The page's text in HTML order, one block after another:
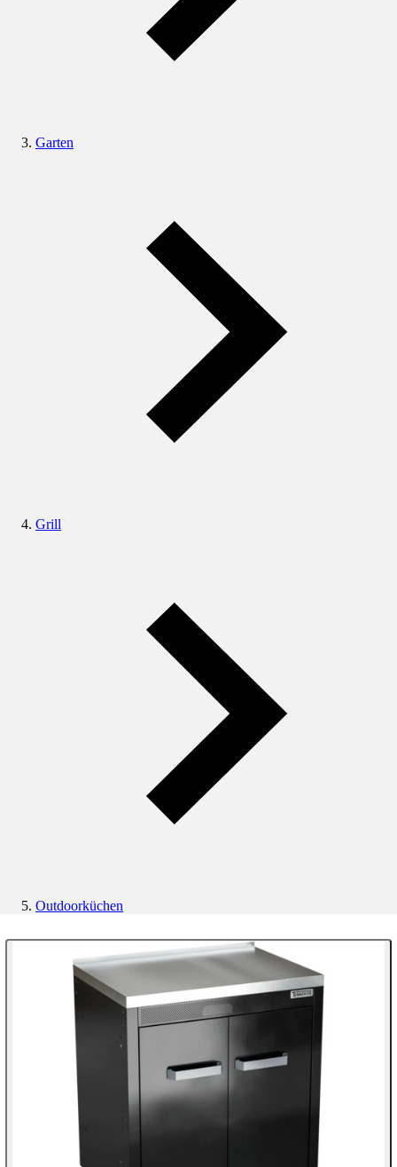
Garten
Grill
Outdoorküchen